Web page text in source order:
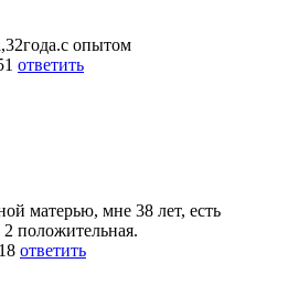
опытом
ответить
матерью, мне 38 лет, есть
2 положительная.
ответить